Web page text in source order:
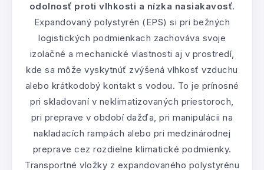
odolnosť proti vlhkosti a nízka nasiakavosť.
Expandovaný polystyrén (EPS) si pri bežných
logistických podmienkach zachováva svoje
izolačné a mechanické vlastnosti aj v prostredí,
kde sa môže vyskytnúť zvýšená vlhkosť vzduchu
alebo krátkodobý kontakt s vodou. To je prínosné
pri skladovaní v neklimatizovaných priestoroch,
pri preprave v období dažďa, pri manipulácii na
nakladacích rampách alebo pri medzinárodnej
preprave cez rozdielne klimatické podmienky.
Transportné vložky z expandovaného polystyrénu